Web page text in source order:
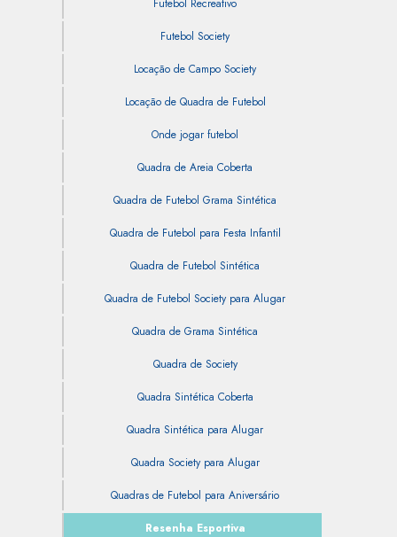
Futebol Society
Locação de Campo Society
Locação de Quadra de Futebol
Onde jogar futebol
Quadra de Areia Coberta
Quadra de Futebol Grama Sintética
Quadra de Futebol para Festa Infantil
Quadra de Futebol Sintética
Quadra de Futebol Society para Alugar
Quadra de Grama Sintética
Quadra de Society
Quadra Sintética Coberta
Quadra Sintética para Alugar
Quadra Society para Alugar
Quadras de Futebol para Aniversário
Resenha Esportiva